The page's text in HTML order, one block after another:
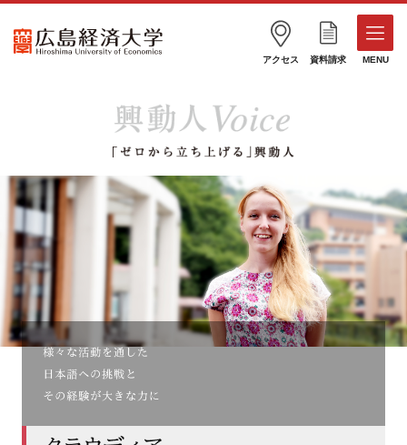
アクセス 資料請求 MENU